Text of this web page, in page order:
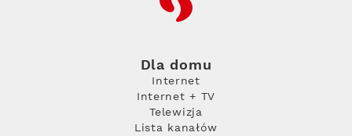
Dla domu
Internet
Internet + TV
Telewizja
Lista kanałów